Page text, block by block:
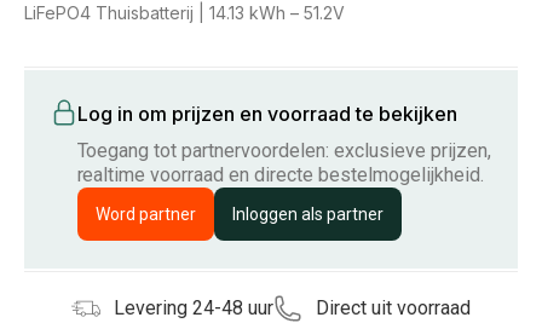
LiFePO4 Thuisbatterij | 14.13 kWh – 51.2V
Log in om prijzen en voorraad te bekijken
Toegang tot partnervoordelen: exclusieve prijzen,
realtime voorraad en directe bestelmogelijkheid.
Word partner Inloggen als partner
Levering 24-48 uur
Direct uit voorraad